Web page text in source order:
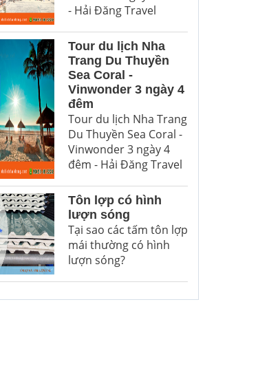
- Hải Đăng Travel
Tour du lịch Nha
Trang Du Thuyền
Sea Coral -
Vinwonder 3 ngày 4
đêm
Tour du lịch Nha Trang
Du Thuyền Sea Coral -
Vinwonder 3 ngày 4
đêm - Hải Đăng Travel
Tôn lợp có hình
lượn sóng
Tại sao các tấm tôn lợp
mái thường có hình
lượn sóng?